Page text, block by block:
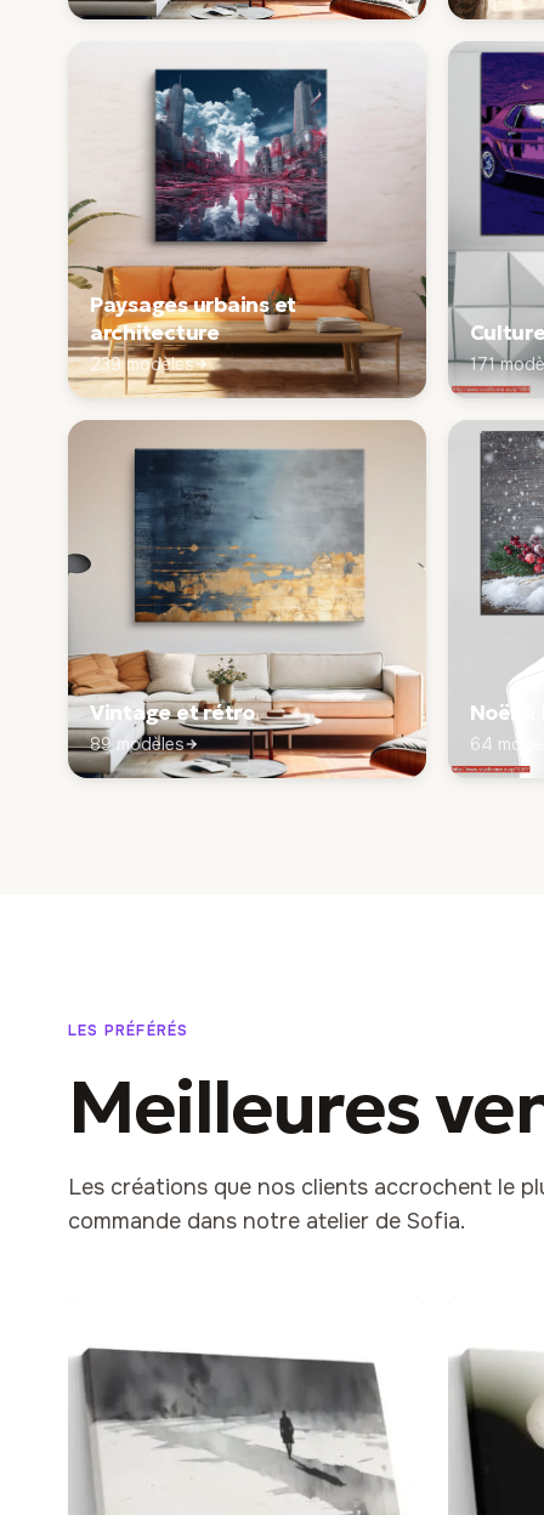
Paysages urbains et
architecture
239 modèles 171
Vintage et rétro
89 modèles
Noël &
64
LES PRÉFÉRÉS
Meilleures
Les créations que nos clients accrochent le
commande dans notre atelier de Sofia.